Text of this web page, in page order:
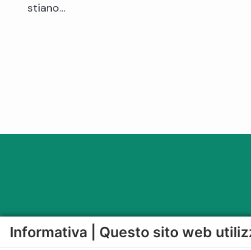
stiano…
Informativa | Questo sito web